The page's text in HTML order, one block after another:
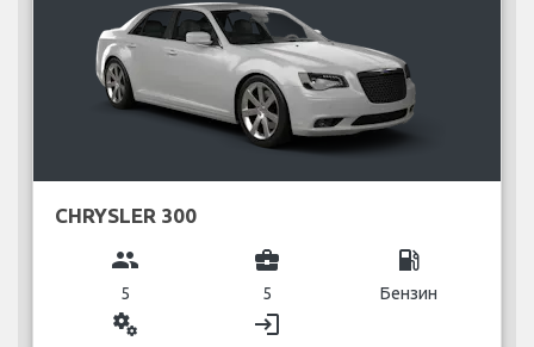
CHRYSLER 300
group
5
business_center
5
local_gas_station
Бензин
miscellaneous_services login